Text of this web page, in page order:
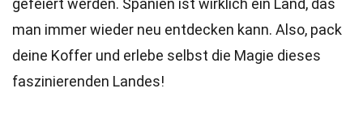
gefeiert werden. Spanien ist wirklich ein Land, das
man immer wieder neu entdecken kann. Also, pack
deine Koffer und erlebe selbst die Magie dieses
faszinierenden Landes!